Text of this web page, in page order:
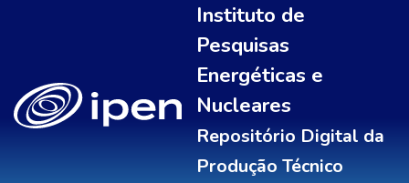
Instituto de
Pesquisas
Energéticas e
Nucleares
Repositório Digital da
Produção Técnico